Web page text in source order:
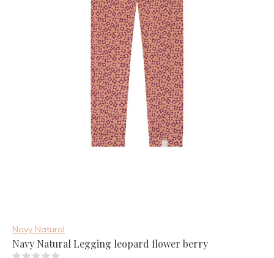
Navy Natural
Navy Natural Legging leopard flower berry